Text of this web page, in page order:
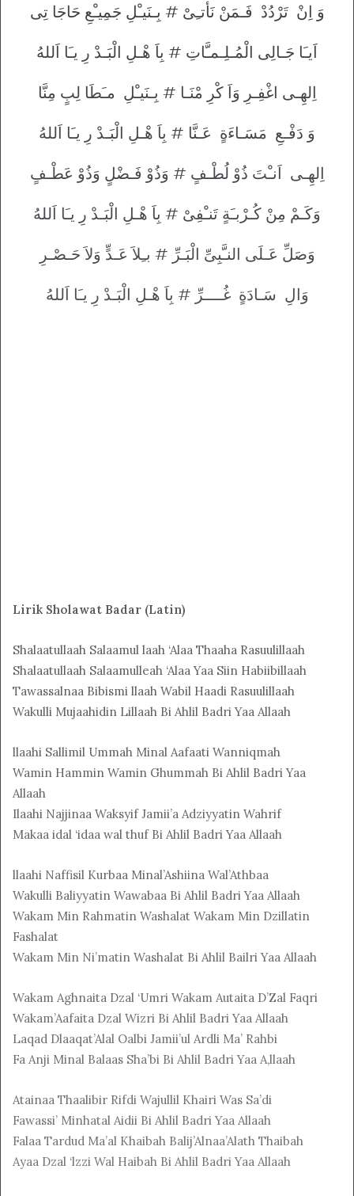
وَ اِنْ تَرْدُدْ فَـمَنْ نَأْتـِىْ # بِـنَيـْلِ جَمِيـْعِ حَاجَا تِى
اَيـَا جَـالِى الْمُـلِـمـَّاتِ # بِاَ هْـلِ الْبَـدْ رِ يـَا اَللهُ
اِلهِـى اغْفِـرِ وَاَ كْرِ مْنَـا # بِـنَيـْلِ مـَطَا لِبٍ مِنَّا
وَ دَفْـعِ مَسَـاءَةٍ عَـنَّا # بِاَ هْـلِ الْبَـدْ رِ يـَا اَللهُ
اِلهِـى اَنـْتَ ذُوْ لُطْـفٍ # وَذُوْ فَـضْلٍ وَذُوْ عَطْـفٍ
وَكَـمْ مِنْ كُـرْبـَةٍ تَنـْفِىْ # بِاَ هْـلِ الْبَـدْ رِ يـَا اَللهُ
وَصَلِّ عَـلَى النـَّبِىِّ الْبَـرِّ # بـِلاَ عَـدٍّ وَلاَ حَـصْـرِ
وَالِ سَـادَةٍ غُــــرِّ # بِاَ هْـلِ الْبَـدْ رِ يـَا اَللهُ
Lirik Sholawat Badar (Latin)
Shalaatullaah Salaamul laah ‘Alaa Thaaha Rasuulillaah
Shalaatullaah Salaamulleah ‘Alaa Yaa Siin Habiibillaah
Tawassalnaa Bibismi llaah Wabil Haadi Rasuulillaah
Wakulli Mujaahidin Lillaah Bi Ahlil Badri Yaa Allaah
llaahi Sallimil Ummah Minal Aafaati Wanniqmah
Wamin Hammin Wamin Ghummah Bi Ahlil Badri Yaa
Allaah
Ilaahi Najjinaa Waksyif Jamii’a Adziyyatin Wahrif
Makaa idal ‘idaa wal thuf Bi Ahlil Badri Yaa Allaah
llaahi Naffisil Kurbaa Minal’Ashiina Wal’Athbaa
Wakulli Baliyyatin Wawabaa Bi Ahlil Badri Yaa Allaah
Wakam Min Rahmatin Washalat Wakam Min Dzillatin
Fashalat
Wakam Min Ni’matin Washalat Bi Ahlil Bailri Yaa Allaah
Wakam Aghnaita Dzal ‘Umri Wakam Autaita D’Zal Faqri
Wakam’Aafaita Dzal Wizri Bi Ahlil Badri Yaa Allaah
Laqad Dlaaqat’Alal Oalbi Jamii’ul Ardli Ma’ Rahbi
Fa Anji Minal Balaas Sha’bi Bi Ahlil Badri Yaa A,llaah
Atainaa Thaalibir Rifdi Wajullil Khairi Was Sa’di
Fawassi’ Minhatal Aidii Bi Ahlil Badri Yaa Allaah
Falaa Tardud Ma’al Khaibah Balij’Alnaa’Alath Thaibah
Ayaa Dzal ‘lzzi Wal Haibah Bi Ahlil Badri Yaa Allaah